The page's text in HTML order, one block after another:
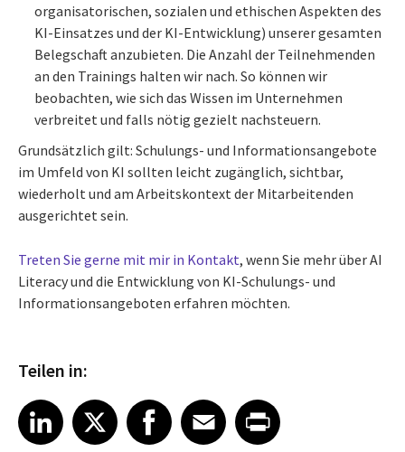
organisatorischen, sozialen und ethischen Aspekten des
KI-Einsatzes und der KI-Entwicklung) unserer gesamten
Belegschaft anzubieten. Die Anzahl der Teilnehmenden
an den Trainings halten wir nach. So können wir
beobachten, wie sich das Wissen im Unternehmen
verbreitet und falls nötig gezielt nachsteuern.
Grundsätzlich gilt: Schulungs- und Informationsangebote
im Umfeld von KI sollten leicht zugänglich, sichtbar,
wiederholt und am Arbeitskontext der Mitarbeitenden
ausgerichtet sein.
Treten Sie gerne mit mir in Kontakt, wenn Sie mehr über AI
Literacy und die Entwicklung von KI-Schulungs- und
Informationsangeboten erfahren möchten.
Teilen in:
Share article on LinkedIn
LinkedIn
Share article on XShare article on Facebook
Facebook
Share article on Email
EmailShare article on Print